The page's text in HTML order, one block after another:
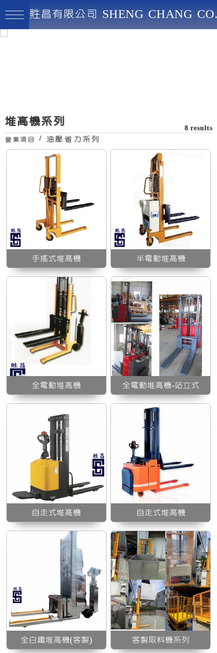
堆高機系列
8 results
營業項目 / 油壓省力系列
手搖式堆高機 半電動堆高機
全電動堆高機
全電動堆高機-站立式
全電動堆高機-站立式
自走式堆高機
自走式堆高機
自走式堆高機
全白鐵堆高機(客製)
客製取料機系列
客製取料機系列
貹昌有限公司 SHENG CHANG